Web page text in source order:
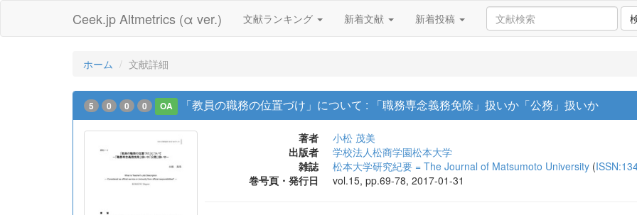
Ceek.jp Altmetrics (α ver.) 文献ランキング 新着文献 新着投稿
ホーム 文献詳細
5 0 0 0 OA 「教員の職務の位置づけ」について : 「職務専念義務免除」扱いか「公務」扱いか
著者
小松 茂美
出版者
学校法人松商学園松本大学
雑誌
松本大学研究紀要 = The Journal of Matsumoto University (
巻号頁・発行日
vol.15, pp.69-78, 2017-01-31